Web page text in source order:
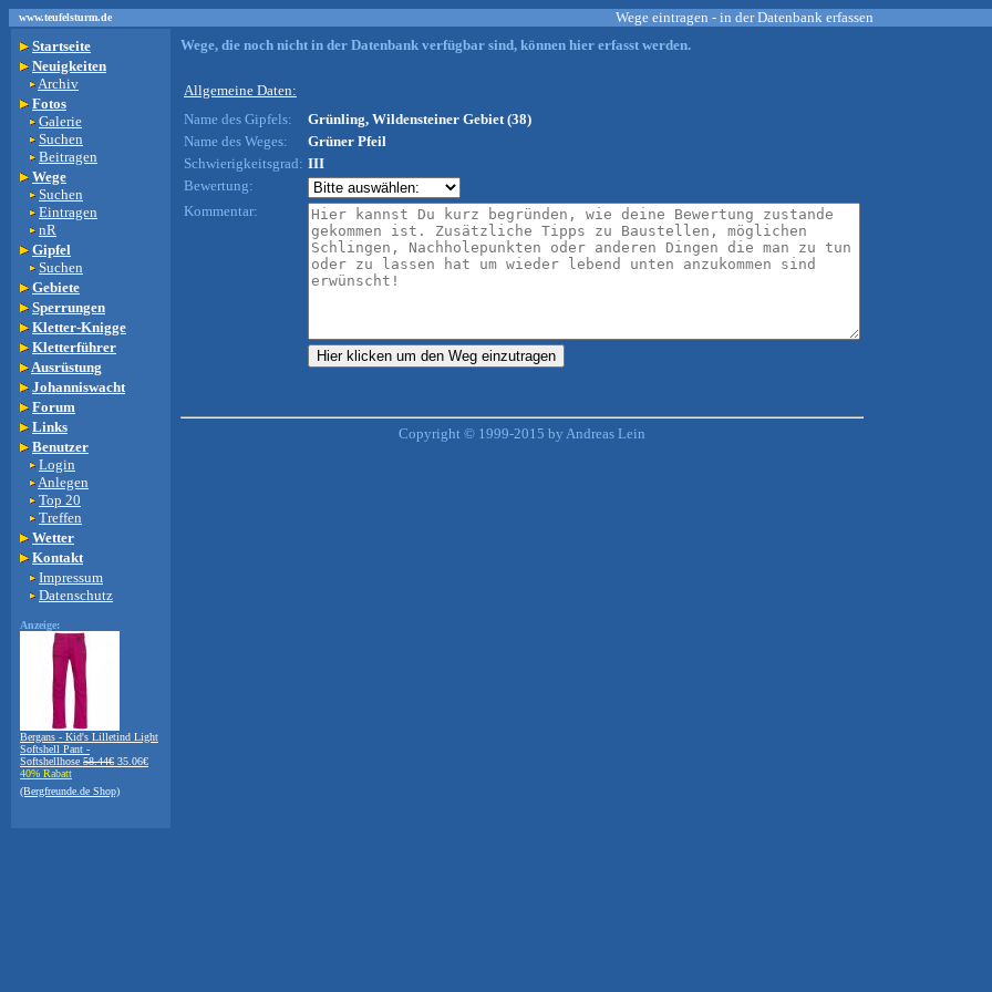
www.teufelsturm.de Wege eintragen - in der Datenbank erfassen
Startseite
Neuigkeiten
Archiv
Fotos
Galerie
Suchen
Beitragen
Wege
Suchen
Eintragen
nR
Gipfel
Suchen
Gebiete
Sperrungen
Kletter-Knigge
Kletterführer
Ausrüstung
Johanniswacht
Forum
Links
Benutzer
Login
Anlegen
Top 20
Treffen
Wetter
Kontakt
Impressum
Datenschutz
Anzeige:
Bergans - Kid's Lilletind Light
Softshell Pant -
Softshellhose 58.44€ 35.06€
40% Rabatt
(Bergfreunde.de Shop)
Wege, die noch nicht in der Datenbank verfügbar sind, können hier erfasst werden.
Allgemeine Daten:
Name des Gipfels:
Grünling, Wildensteiner Gebiet (38)
Name des Weges:
Grüner Pfeil
Schwierigkeitsgrad: III
Bewertung:
Kommentar:
Copyright © 1999-2015 by Andreas Lein